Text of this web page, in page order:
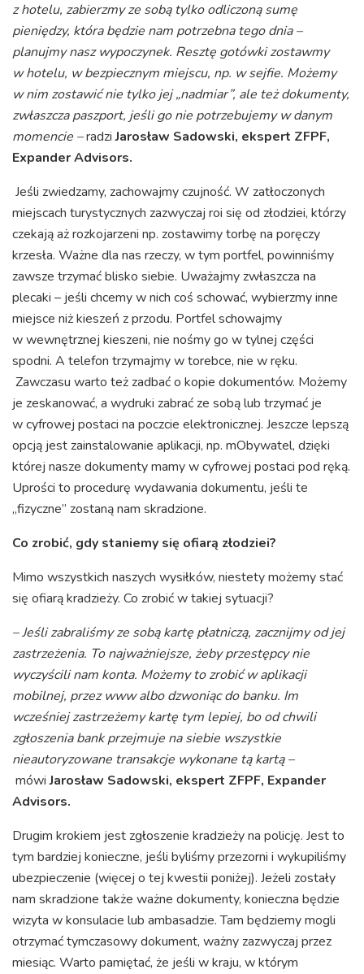
z hotelu, zabierzmy ze sobą tylko odliczoną sumę
pieniędzy, która będzie nam potrzebna tego dnia –
planujmy nasz wypoczynek. Resztę gotówki zostawmy
w hotelu, w bezpiecznym miejscu, np. w sejfie. Możemy
w nim zostawić nie tylko jej „nadmiar”, ale też dokumenty,
zwłaszcza paszport, jeśli go nie potrzebujemy w danym
momencie –radziJarosław Sadowski, ekspert ZFPF,
Expander Advisors.
Jeśli zwiedzamy, zachowajmy czujność. W zatłoczonych
miejscach turystycznych zazwyczaj roi się od złodziei, którzy
czekają aż rozkojarzeni np. zostawimy torbę na poręczy
krzesła. Ważne dla nas rzeczy, w tym portfel, powinniśmy
zawsze trzymać blisko siebie. Uważajmy zwłaszcza na
plecaki – jeśli chcemy w nich coś schować, wybierzmy inne
miejsce niż kieszeń z przodu. Portfel schowajmy
w wewnętrznej kieszeni, nie nośmy go w tylnej części
spodni. A telefon trzymajmy w torebce, nie w ręku.
Zawczasu warto też zadbać o kopie dokumentów. Możemy
je zeskanować, a wydruki zabrać ze sobą lub trzymać je
w cyfrowej postaci na poczcie elektronicznej. Jeszcze lepszą
opcją jest zainstalowanie aplikacji, np. mObywatel, dzięki
której nasze dokumenty mamy w cyfrowej postaci pod ręką.
Uprości to procedurę wydawania dokumentu, jeśli te
„fizyczne” zostaną nam skradzione.
Co zrobić, gdy staniemy się ofiarą złodziei?
Mimo wszystkich naszych wysiłków, niestety możemy stać
się ofiarą kradzieży. Co zrobić w takiej sytuacji?
– Jeśli zabraliśmy ze sobą kartę płatniczą, zacznijmy od jej
zastrzeżenia. To najważniejsze, żeby przestępcy nie
wyczyścili nam konta. Możemy to zrobić w aplikacji
mobilnej, przez www albo dzwoniąc do banku. Im
wcześniej zastrzeżemy kartę tym lepiej, bo od chwili
zgłoszenia bank przejmuje na siebie wszystkie
nieautoryzowane transakcje wykonane tą kartą –
mówiJarosław Sadowski, ekspert ZFPF, Expander
Advisors.
Drugim krokiem jest zgłoszenie kradzieży na policję. Jest to
tym bardziej konieczne, jeśli byliśmy przezorni i wykupiliśmy
ubezpieczenie (więcej o tej kwestii poniżej). Jeżeli zostały
nam skradzione także ważne dokumenty, konieczna będzie
wizyta w konsulacie lub ambasadzie. Tam będziemy mogli
otrzymać tymczasowy dokument, ważny zazwyczaj przez
miesiąc. Warto pamiętać, że jeśli w kraju, w którym